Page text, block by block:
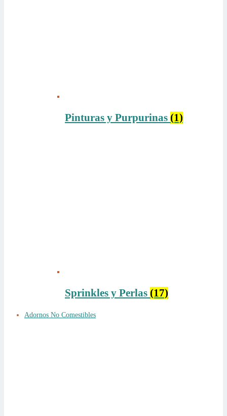
Pinturas y Purpurinas (1)
Sprinkles y Perlas (17)
Adornos No Comestibles